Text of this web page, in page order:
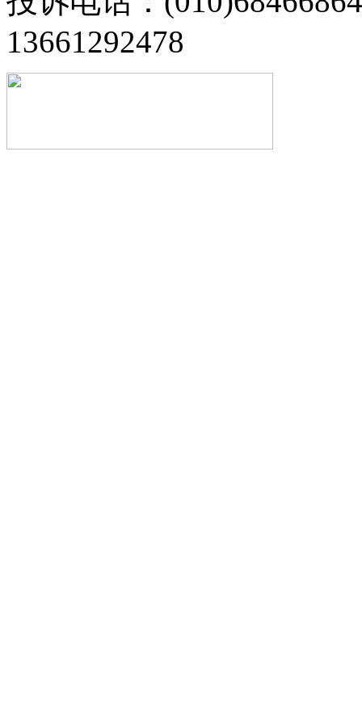
13661292478